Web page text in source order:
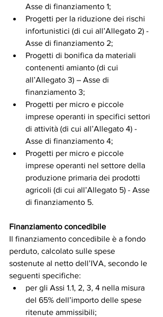
Asse di finanziamento 1;
Progetti per la riduzione dei rischi
infortunistici (di cui all’Allegato 2) -
Asse di finanziamento 2;
Progetti di bonifica da materiali
contenenti amianto (di cui
all’Allegato 3) – Asse di
finanziamento 3;
Progetti per micro e piccole
imprese operanti in specifici settori
di attività (di cui all’Allegato 4) -
Asse di finanziamento 4;
Progetti per micro e piccole
imprese operanti nel settore della
produzione primaria dei prodotti
agricoli (di cui all’Allegato 5) - Asse
di finanziamento 5.
Finanziamento concedibile
Il finanziamento concedibile è a fondo
perduto, calcolato sulle spese
sostenute al netto dell’IVA, secondo le
seguenti specifiche:
per gli Assi 1.1, 2, 3, 4 nella misura
del 65% dell’importo delle spese
ritenute ammissibili;